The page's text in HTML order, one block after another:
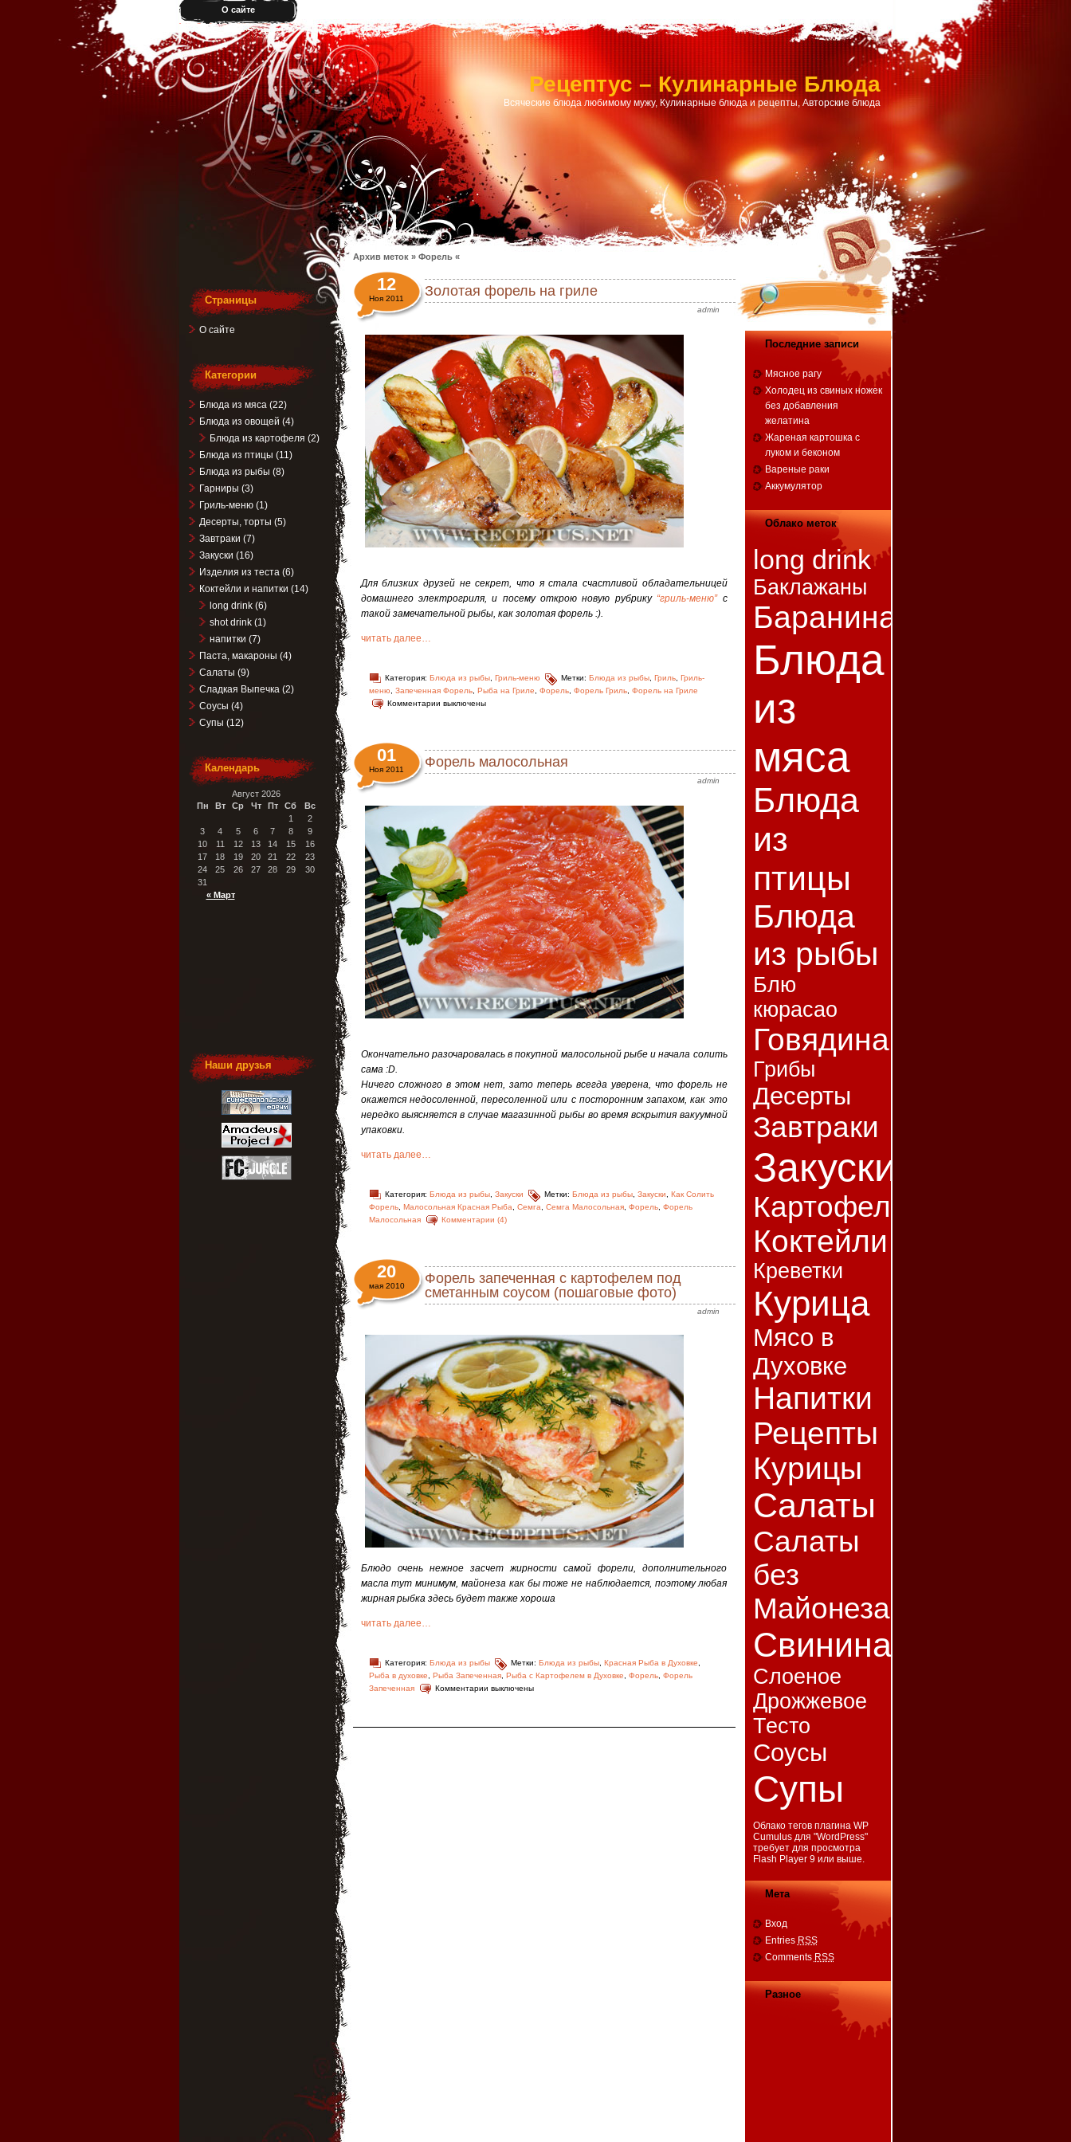
О сайте
Рецептус – Кулинарные Блюда
Всяческие блюда любимому мужу, Кулинарные блюда и рецепты, Авторские блюда
Архив меток » Форель «
Золотая форель на гриле
admin
12
Ноя 2011
Для близких друзей не секрет, что я стала счастливой обладательницей
домашнего электрогриля, и посему открою новую рубрику “гриль-меню”с
такой замечательной рыбы, как золотая форель :).
читать далее…
Категория: Блюда из рыбы, Гриль-меню Метки: Блюда из рыбы, Гриль, Гриль-
меню
Запеченная Форель, Рыба на Гриле Форель, Форель Гриль, Форель на Гриле
Комментарии выключены
Форель малосольная
admin
01
Ноя 2011
Окончательно разочаровалась в покупной малосольной рыбе и начала солить
сама :D.
Ничего сложного в этом нет, зато теперь всегда уверена, что форель не
окажется недосоленной, пересоленной или с посторонним запахом, как это
нередко выясняется в случае магазинной рыбы во время вскрытия вакуумной
упаковки.
читать далее…
Категория: Блюда из рыбы, Закуски Метки: Блюда из рыбы, Закуски
Как Солить
Форель, Малосольная Красная Рыба Семга Семга Малосольная, Форель, Форель
Малосольная
Комментарии (4)
Форель запеченная с картофелем под
сметанным соусом (пошаговые фото)
admin
20
мая 2010
Блюдо очень нежное засчет жирности самой форели, дополнительного
масла тут минимум, майонеза как бы тоже не наблюдается, поэтому любая
жирная рыбка здесь будет также хороша
читать далее…
Категория: Блюда из рыбы Метки: Блюда из рыбы, Красная Рыба в Духовке
Рыба в духовке
Рыба Запеченная, Рыба с Картофелем в Духовке Форель, Форель
Запеченная
Комментарии выключены
Страницы
О сайте
Категории
Блюда из мяса(22)
Блюда из овощей (4)
Блюда из картофеля (2)
Блюда из птицы (11)
Блюда из рыбы (8)
Гарниры (3)
Гриль-меню(1)
Десерты, торты (5)
Завтраки (7)
Закуски (16)
Изделия из теста(6)
Коктейли и напитки (14)
long drink(6)
shot drink(1)
напитки (7)
Паста, макароны (4)
Салаты (9)
Сладкая Выпечка(2)
Соусы (4)
Супы (12)
Календарь
Август 2026
Пн
Вт Ср Чт Пт Сб Вс
« Март
1
2
3
4 5 6 7 8
9
10
11 12 13 14 15
16
17
18 19 20 21 22
23
24
25 26 27 28 29
30
31
Наши друзья
Последние записи
Мясное рагу
Холодец из свиных ножек
без добавления
желатина
Жареная картошка с
луком и беконом
Вареные раки
Аккумулятор
Облако меток
long drink
Баклажаны
Баранина
Блюда
из
мяса
Блюда
из
птицы
Блюда
из рыбы
Блю
кюрасао
Говядина
Грибы
Десерты
Завтраки
Закуски
Картофель
Коктейли
Креветки
Курица
Мясо в
Духовке
Напитки
Рецепты
Курицы
Салаты
Салаты
без
Майонеза
Свинина
Слоеное
Дрожжевое
Тесто
Соусы
Супы
Облако тегов плагина WP
Cumulus для "WordPress"
требует для просмотра
Flash Player 9 или выше.
Мета
Вход
Entries RSS
Comments RSS
Разное